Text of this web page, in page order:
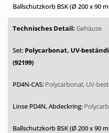
Gehäuse
Polycarbonat, UV-
(92199)
Polycarbonat, UV-